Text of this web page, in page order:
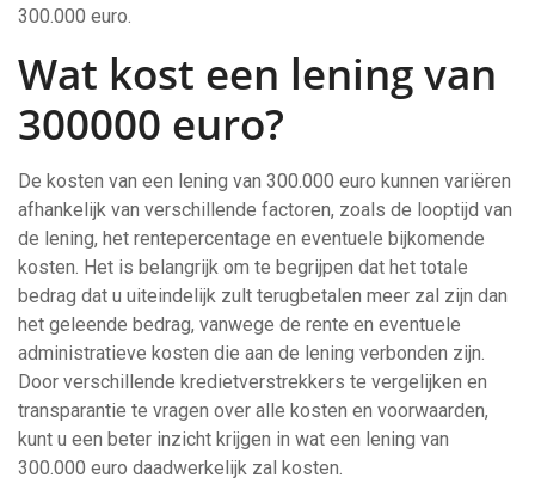
300.000 euro.
Wat kost een lening van
300000 euro?
De kosten van een lening van 300.000 euro kunnen variëren
afhankelijk van verschillende factoren, zoals de looptijd van
de lening, het rentepercentage en eventuele bijkomende
kosten. Het is belangrijk om te begrijpen dat het totale
bedrag dat u uiteindelijk zult terugbetalen meer zal zijn dan
het geleende bedrag, vanwege de rente en eventuele
administratieve kosten die aan de lening verbonden zijn.
Door verschillende kredietverstrekkers te vergelijken en
transparantie te vragen over alle kosten en voorwaarden,
kunt u een beter inzicht krijgen in wat een lening van
300.000 euro daadwerkelijk zal kosten.